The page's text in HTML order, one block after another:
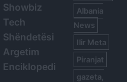
Showbiz
Tech
Shëndetësi
Argetim
Enciklopedi
Albania
News
Ilir Meta
Piranjat
gazeta,